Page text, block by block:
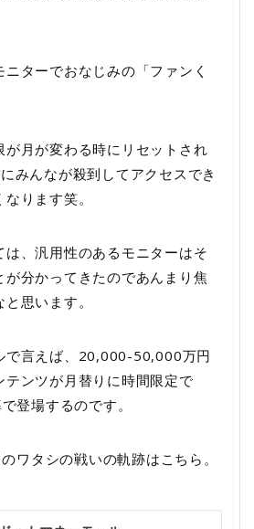
ターでおなじみの「ファンく
が月が変わる時にリセットされ
みんなが殺到してアクセスでき
ります笑。
は、汎用性のあるモニターはそ
分かってきたのであんまり焦
思います。
で言えば、20,000-50,000万円
テンツが月替りに時間限定で
登場するのです。
ワタシの戦いの軌跡はこちら。